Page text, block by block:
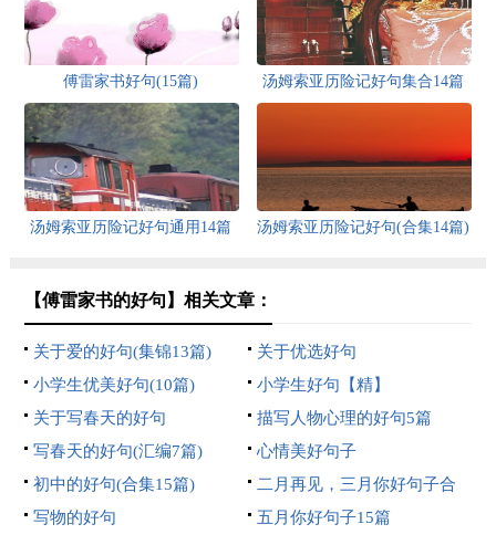
傅雷家书好句(15篇) 汤姆索亚历险记好句集合14篇
汤姆索亚历险记好句通用14篇 汤姆索亚历险记好句(合集14篇)
【傅雷家书的好句】相关文章：
关于爱的好句(集锦13篇)
关于优选好句
小学生优美好句(10篇)
小学生好句【精】
关于写春天的好句
描写人物心理的好句5篇
写春天的好句(汇编7篇)
心情美好句子
初中的好句(合集15篇)
二月再见，三月你好句子合
集15篇
写物的好句 五月你好句子15篇